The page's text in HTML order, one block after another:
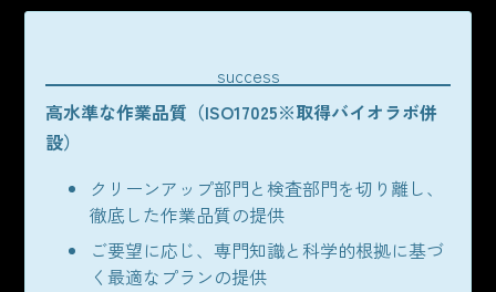
success
高水準な作業品質（ISO17025※取得バイオラボ併
設）
クリーンアップ部門と検査部門を切り離し、
徹底した作業品質の提供
ご要望に応じ、専門知識と科学的根拠に基づ
く最適なプランの提供